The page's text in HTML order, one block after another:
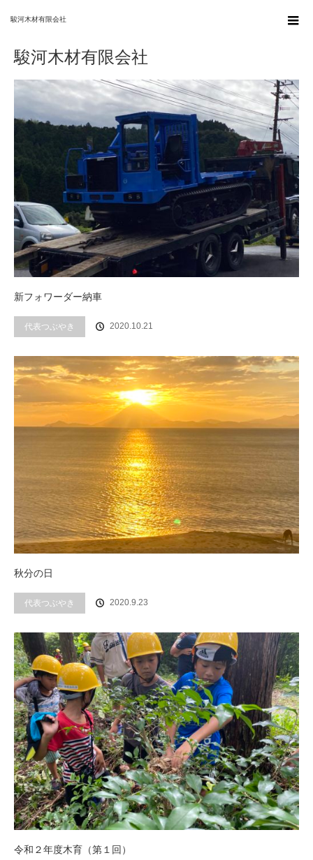
駿河木材有限会社駿河木材有限会社
駿河木材有限会社
新フォワーダー納車
代表つぶやき 2020.10.21
秋分の日
代表つぶやき 2020.9.23
令和２年度木育（第１回）